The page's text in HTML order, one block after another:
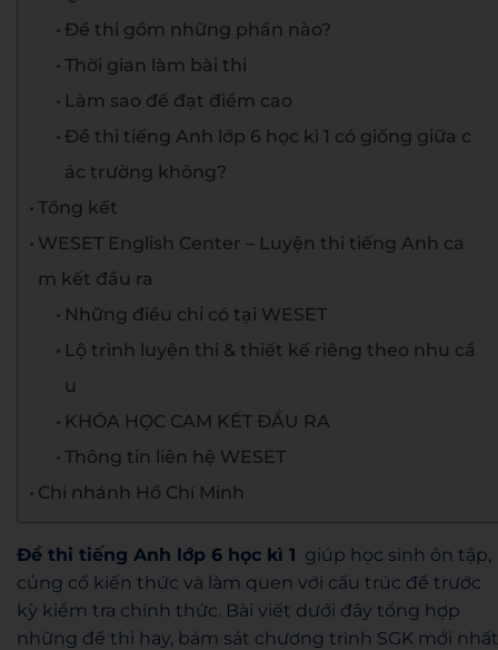
Đề thi gồm những phần nào?
Thời gian làm bài thi
Làm sao để đạt điểm cao
Đề thi tiếng Anh lớp 6 học kì 1 có giống giữa c
ác trường không?
Tổng kết
WESET English Center – Luyện thi tiếng Anh ca
m kết đầu ra
Những điều chỉ có tại WESET
Lộ trình luyện thi & thiết kế riêng theo nhu cầ
u
KHÓA HỌC CAM KẾT ĐẦU RA
Thông tin liên hệ WESET
Chi nhánh Hồ Chí Minh
Đề thi tiếng Anh lớp 6 học kì 1 giúp học sinh ôn tập,
củng cố kiến thức và làm quen với cấu trúc đề trước
kỳ kiểm tra chính thức. Bài viết dưới đây tổng hợp
những đề thi hay, bám sát chương trình SGK mới